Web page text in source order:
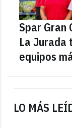
LO MÁS
Spar Gran
La Jurada
equipos